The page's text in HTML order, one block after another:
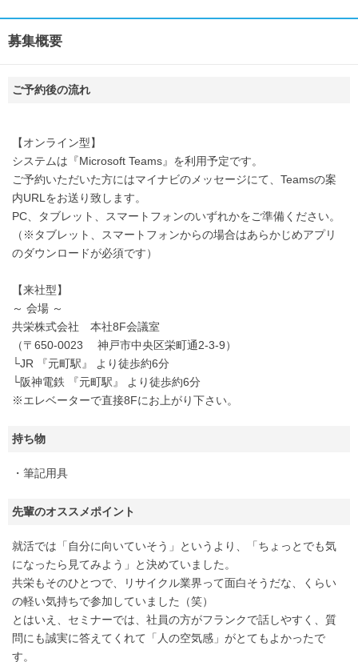
募集概要
ご予約後の流れ
【オンライン型】
システムは『Microsoft Teams』を利用予定です。
ご予約いただいた方にはマイナビのメッセージにて、Teamsの案
内URLをお送り致します。
PC、タブレット、スマートフォンのいずれかをご準備ください。
（※タブレット、スマートフォンからの場合はあらかじめアプリ
のダウンロードが必須です）
【来社型】
～ 会場 ～
共栄株式会社 本社8F会議室
（〒650-0023 神戸市中央区栄町通2-3-9）
└JR 『元町駅』 より徒歩約6分
└阪神電鉄 『元町駅』 より徒歩約6分
※エレベーターで直接8Fにお上がり下さい。
持ち物
・筆記用具
先輩のオススメポイント
就活では「自分に向いていそう」というより、「ちょっとでも気
になったら見てみよう」と決めていました。
共栄もそのひとつで、リサイクル業界って面白そうだな、くらい
の軽い気持ちで参加していました（笑）
とはいえ、セミナーでは、社員の方がフランクで話しやすく、質
問にも誠実に答えてくれて「人の空気感」がとてもよかったで
す。